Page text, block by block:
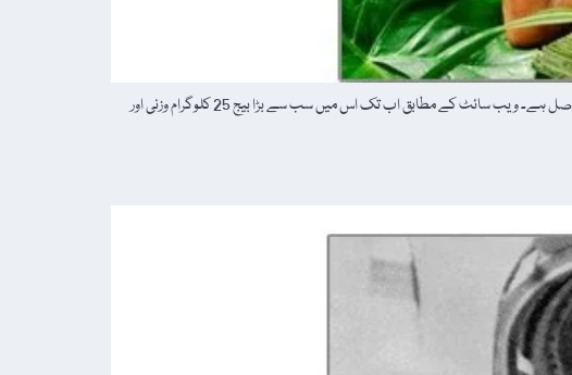
"kew.org” کی ایک تحقیق کے مطابق ڈبل کوکونٹ "Double Coconut” یا "Lodoicea maldivica” کو دنیا کے سب سے بڑے بیج ہونے کا اعزاز حاصل ہے۔ ویب سائٹ کے مطابق اب تک اس میں سب سے بڑا بیج 25 کلوگرام وزنی اور